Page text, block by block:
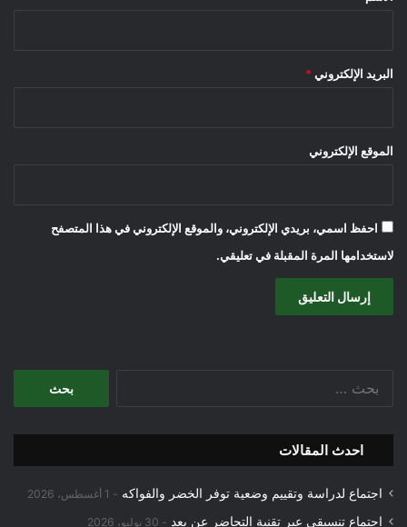
البريد الإلكتروني *
الموقع الإلكتروني
احفظ اسمي، بريدي الإلكتروني، والموقع الإلكتروني في هذا المتصفح
لاستخدامها المرة المقبلة في تعليقي.
احدث المقالات
اجتماع لدراسة وتقييم وضعية توفر الخضر والفواكه 1 أغسطس، 2026
اجتماع تنسيقي عبر تقنية التحاضر عن بعد 30 يوليو، 2026